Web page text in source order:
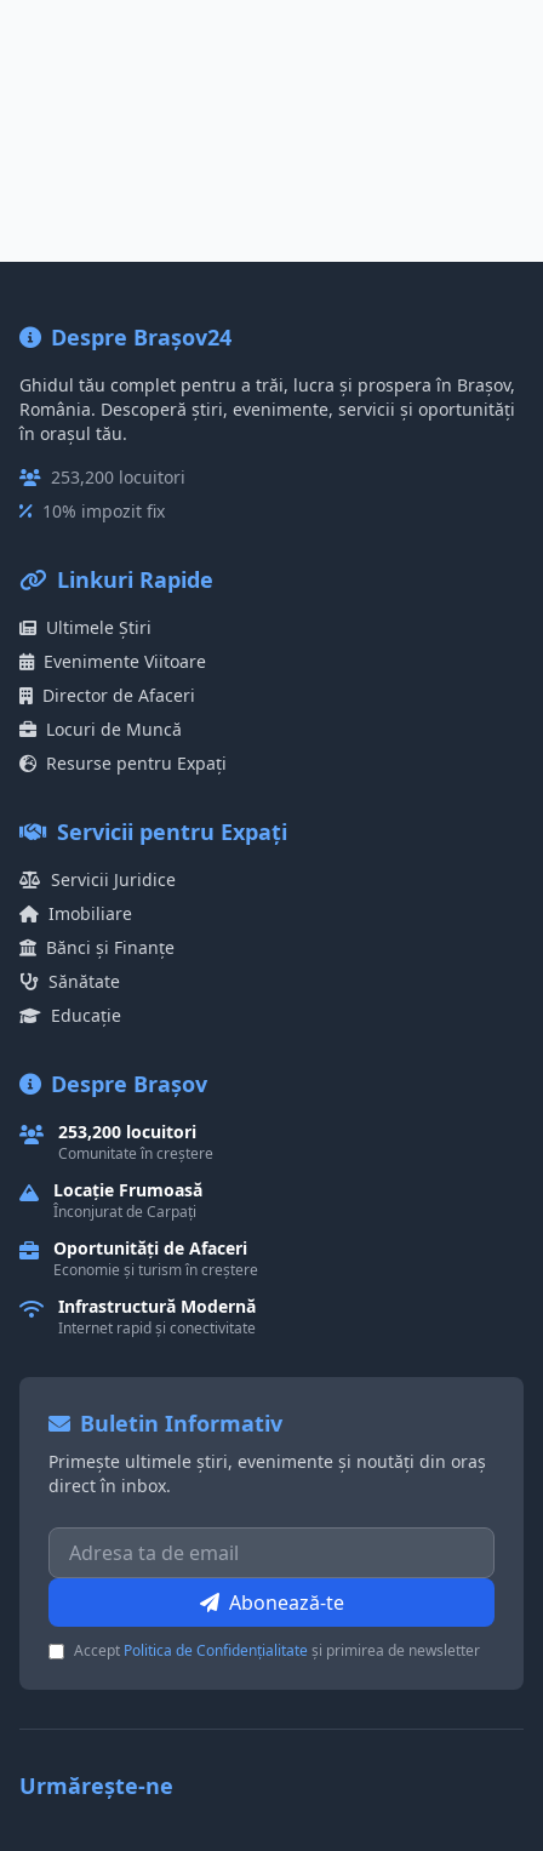
Despre Brașov24
Ghidul tău complet pentru a trăi, lucra și prospera în Brașov,
România. Descoperă știri, evenimente, servicii și oportunități
în orașul tău.
253,200 locuitori
10% impozit fix
Linkuri Rapide
Ultimele Știri
Evenimente Viitoare
Director de Afaceri
Locuri de Muncă
Resurse pentru Expați
Servicii pentru Expați
Servicii Juridice
Imobiliare
Bănci și Finanțe
Sănătate
Educație
Despre Brașov
253,200 locuitori
Comunitate în creștere
Locație Frumoasă
Înconjurat de Carpați
Oportunități de Afaceri
Economie și turism în creștere
Infrastructură Modernă
Internet rapid și conectivitate
Buletin Informativ
Primește ultimele știri, evenimente și noutăți din oraș
direct în inbox.
Abonează-te
Accept Politica de Confidențialitateși primirea de newsletter
Urmărește-ne